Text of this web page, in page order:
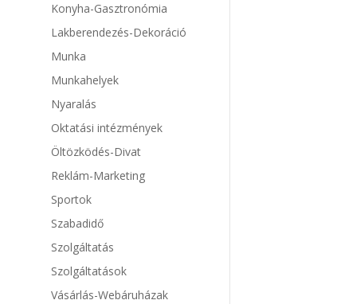
Konyha-Gasztronómia
Lakberendezés-Dekoráció
Munka
Munkahelyek
Nyaralás
Oktatási intézmények
Öltözködés-Divat
Reklám-Marketing
Sportok
Szabadidő
Szolgáltatás
Szolgáltatások
Vásárlás-Webáruházak